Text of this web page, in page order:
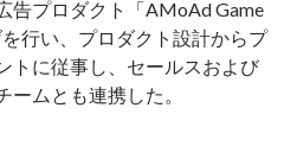
告プロダクト「AMoAd Game
行い、プロダクト設計からプ
トに従事し、セールスおよび
ームとも連携した。